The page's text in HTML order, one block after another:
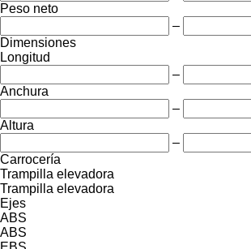
Peso neto
–
Dimensiones
Longitud
–
Anchura
–
Altura
–
Carrocería
Trampilla elevadora
Trampilla elevadora
Ejes
ABS
ABS